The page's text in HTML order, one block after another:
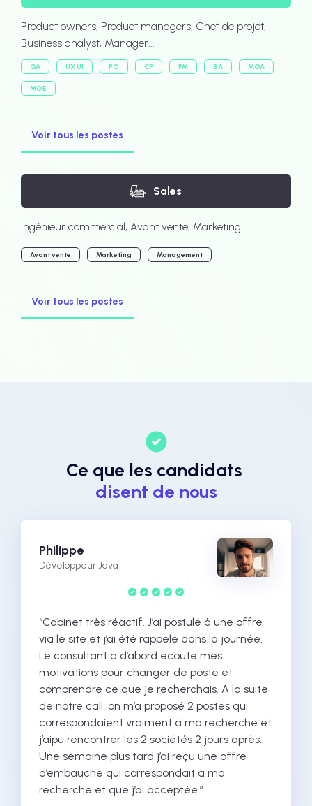
Product owners, Product managers, Chef de projet,
Business analyst, Manager...
QA UX UI PO CP PM BA MOA
MOE
Voir tous les postes
Sales
Ingénieur commercial, Avant vente, Marketing...
Avant vente Marketing Management
Voir tous les postes
Ce que les candidats
disent de nous
Philippe
Développeur Java
“Cabinet très réactif. J’ai postulé à une offre
via le site et j’ai été rappelé dans la journée.
Le consultant a d’abord écouté mes
motivations pour changer de poste et
comprendre ce que je recherchais. A la suite
de notre call, on m’a proposé 2 postes qui
correspondaient vraiment à ma recherche et
j’aipu rencontrer les 2 sociétés 2 jours après..
Une semaine plus tard j’ai reçu une offre
d’embauche qui correspondait à ma
recherche et que j’ai acceptée.”